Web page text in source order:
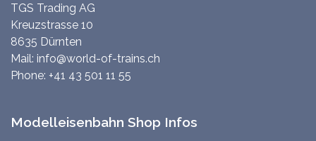
TGS Trading AG
Kreuzstrasse 10
8635 Dürnten
Mail: info@world-of-trains.ch
Phone: +41 43 501 11 55
Modelleisenbahn Shop Infos